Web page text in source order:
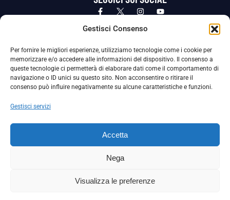
Gestisci Consenso
Per fornire le migliori esperienze, utilizziamo tecnologie come i cookie per
memorizzare e/o accedere alle informazioni del dispositivo. Il consenso a
queste tecnologie ci permetterà di elaborare dati come il comportamento di
navigazione o ID unici su questo sito. Non acconsentire o ritirare il
consenso può influire negativamente su alcune caratteristiche e funzioni.
Gestisci servizi
Accetta
Nega
Visualizza le preferenze
Privacy Policy Cookie Policy
La Società ha nominato il Responsabile della Protezione dei Dati Personali (DPO), figura specializzata che vigila sulle modalità
adottate dalla nostra Società per tutelare i Suoi dati personali.
Per contattare il DPO può scrivere a
La Società ha inoltre adottato un proprio Codice Etico, consultabile al seguente link:
Scarica il Codice Etico